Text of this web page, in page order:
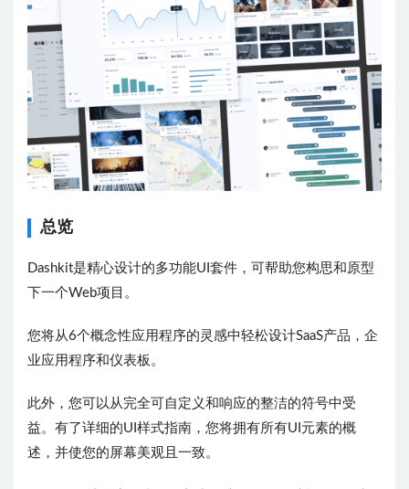
总览
Dashkit是精心设计的多功能UI套件，可帮助您构思和原型
下一个Web项目。
您将从6个概念性应用程序的灵感中轻松设计SaaS产品，企
业应用程序和仪表板。
此外，您可以从完全可自定义和响应的整洁的符号中受
益。有了详细的UI样式指南，您将拥有所有UI元素的概
述，并使您的屏幕美观且一致。